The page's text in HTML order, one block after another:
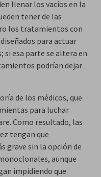
llenar los vacíos en la
tener de las
los tratamientos con
para actuar
si esa parte se altera en
podrían dejar
de los médicos, que
para luchar
Como resultado, las
tengan que
grave sin la opción de
aunque
impidiendo que